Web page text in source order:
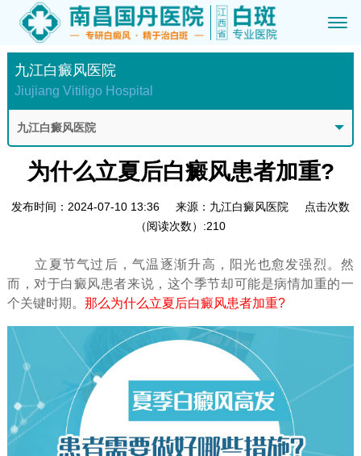
九江白癜风医院
Jiujiang Vitiligo Hospital
九江白癜风医院
为什么立夏后白癜风患者加重?
发布时间：2024-07-10 13:36 来源：九江白癜风医院
点击次数
（阅读次数）:210
立夏节气过后，气温逐渐升高，阳光也愈发强烈。然
而，对于白癜风患者来说，这个季节却可能是病情加重的一
个关键时期。 那么为什么立夏后白癜风患者加重?